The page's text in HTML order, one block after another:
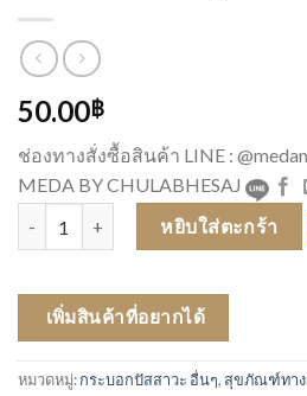
50.00฿
ช่องทางสั่งซื้อสินค้า LINE :
MEDA BY CHULABHESAJ
จำนวน กระบอกปัสสาวะ ผู้ชาย เล็ก ชิ้น
หยิบใส่ตะกร้า
เพิ่มสินค้าที่อยากได้
หมวดหมู่:กระบอกปัสสาวะ อื่นๆ, สุขภัณฑ์ทาง